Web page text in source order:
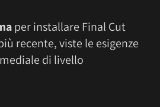
per installare Final Cut
recente, viste le esigenze
di livello